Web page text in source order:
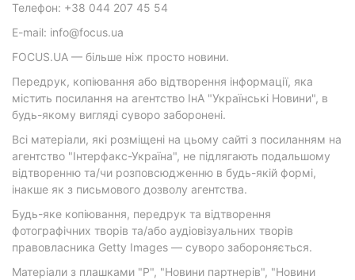
Телефон: +38 044 207 45 54
E-mail: info@focus.ua
FOCUS.UA — більше ніж просто новини.
Передрук, копіювання або відтворення інформації, яка
містить посилання на агентство ІнА "Українські Новини", в
будь-якому вигляді суворо заборонені.
Всі матеріали, які розміщені на цьому сайті з посиланням на
агентство "Інтерфакс-Україна", не підлягають подальшому
відтворенню та/чи розповсюдженню в будь-якій формі,
інакше як з письмового дозволу агентства.
Будь-яке копіювання, передрук та відтворення
фотографічних творів та/або аудіовізуальних творів
правовласника Getty Images — суворо забороняється.
Матеріали з плашками "Р", "Новини партнерів", "Новини